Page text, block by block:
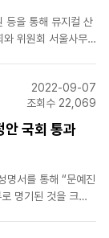
등을 통해 뮤지컬 산
위원회 서울사무
2022-09-07
조회수 22,069
안 국회 통과
명서를 통해 “문예진
명기된 것을 크게